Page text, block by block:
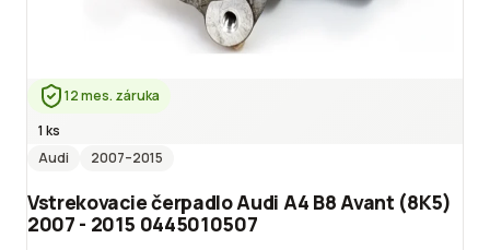
12 mes. záruka
1 ks
Audi
2007–2015
Vstrekovacie čerpadlo Audi A4 B8 Avant (8K5)
2007 - 2015 0445010507